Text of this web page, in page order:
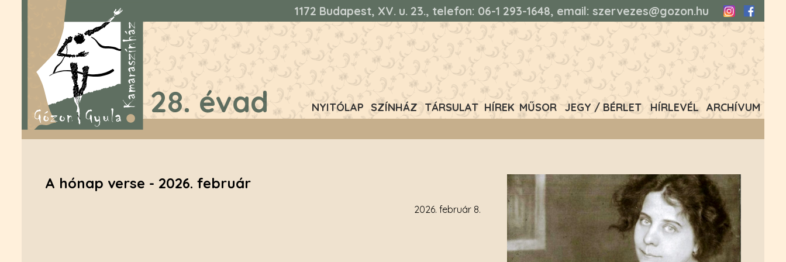
28. évad
1172 Budapest, XV. u. 23., telefon: 06-1 293-1648, email: szervezes@gozon.hu InstagramFacebook
NYITÓLAP SZÍNHÁZ TÁRSULAT HÍREK MŰSOR JEGY / BÉRLET HÍRLEVÉL ARCHÍVUM
A hónap verse - 2026. február
2026. február 8.